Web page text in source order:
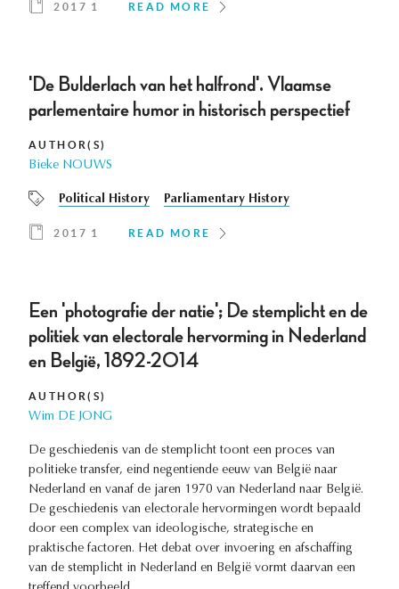
2017 1 READ MORE
'De Bulderlach van het halfrond'. Vlaamse
parlementaire humor in historisch perspectief
AUTHOR(S)
Bieke NOUWS
Political History Parliamentary History
2017 1 READ MORE
Een 'photografie der natie'; De stemplicht en de
politiek van electorale hervorming in Nederland
en België, 1892-2014
AUTHOR(S)
Wim DE JONG
De geschiedenis van de stemplicht toont een proces van
politieke transfer, eind negentiende eeuw van België naar
Nederland en vanaf de jaren 1970 van Nederland naar België.
De geschiedenis van electorale hervormingen wordt bepaald
door een complex van ideologische, strategische en
praktische factoren. Het debat over invoering en afschaffing
van de stemplicht in Nederland en België vormt daarvan een